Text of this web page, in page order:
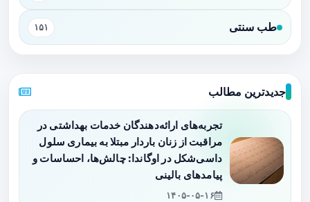
طب سنتی ۱۵۱
جدیدترین مطالب
تجربه‌های ارائه‌دهندگان خدمات بهداشتی در
مراقبت از زنان باردار مبتلا به بیماری سلول
داسی‌شکل در اوگاندا: چالش‌ها، احساسات و
پیامدهای بالینی
۱۴۰۵-۰۵-۱۶